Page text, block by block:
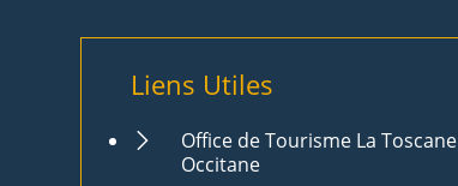
Liens Utiles
Office de Tourisme La Toscane
Occitane